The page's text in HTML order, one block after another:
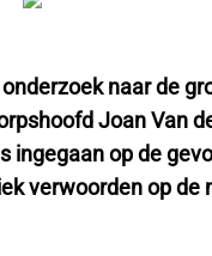
naar de
Joan Van
ingegaan op de
verwoorden op de